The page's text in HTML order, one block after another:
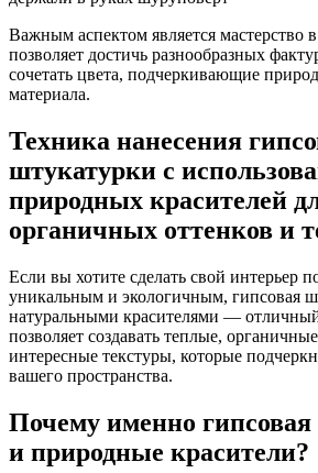
Важным аспектом является мастерство
позволяет достичь разнообразных
сочетать цвета, подчеркивающие
материала.
Техника нанесения
штукатурки с
природных красителей
органичных оттенков и
Если вы хотите сделать свой интерьер
уникальным и экологичным, гипсовая
натуральными красителями —
позволяет создавать теплые,
интересные текстуры, которые
вашего пространства.
Почему именно
и природные красители?